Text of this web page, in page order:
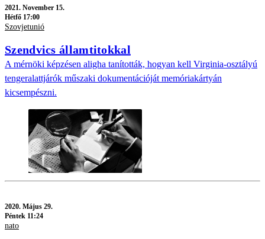
2021. November 15.
Hétfő 17:00
Szovjetunió
Szendvics államtitokkal
A mérnöki képzésen aligha tanították, hogyan kell Virginia-osztályú
tengeralattjárók műszaki dokumentációját memóriakártyán
kicsempészni.
2020. Május 29.
Péntek 11:24
nato